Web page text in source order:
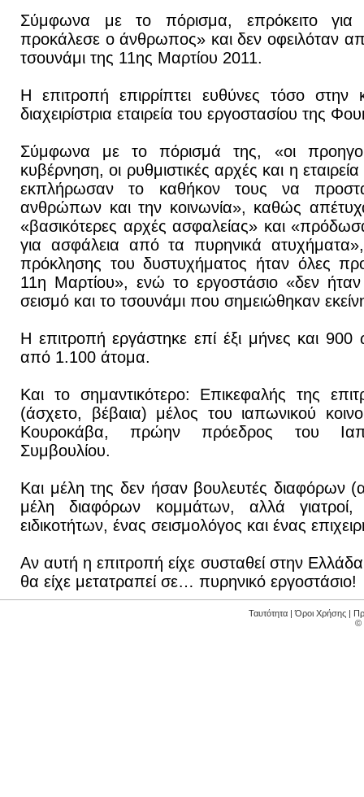
Σύμφωνα με το πόρισμα, επρόκειτο για
προκάλεσε ο άνθρωπος» και δεν οφειλόταν
τσουνάμι της 11ης Μαρτίου 2011.
Η επιτροπή επιρρίπτει ευθύνες τόσο
διαχειρίστρια εταιρεία του εργοστασίου της
Σύμφωνα με το πόρισμά της, «οι
κυβέρνηση, οι ρυθμιστικές αρχές και η
εκπλήρωσαν το καθήκον τους να
ανθρώπων και την κοινωνία», καθώς
«βασικότερες αρχές ασφαλείας» και
για ασφάλεια από τα πυρηνικά ατυχήματα»,
πρόκλησης του δυστυχήματος ήταν όλες
11η Μαρτίου», ενώ το εργοστάσιο «δεν
σεισμό και το τσουνάμι που σημειώθηκαν
Η επιτροπή εργάστηκε επί έξι μήνες και
από 1.100 άτομα.
Και το σημαντικότερο: Επικεφαλής της
(άσχετο, βέβαια) μέλος του ιαπωνικού
Κουροκάβα, πρώην πρόεδρος του
Συμβουλίου.
Και μέλη της δεν ήσαν βουλευτές διαφόρων
μέλη διαφόρων κομμάτων, αλλά γιατροί,
ειδικοτήτων, ένας σεισμολόγος και ένας
Αν αυτή η επιτροπή είχε συσταθεί στην
θα είχε μετατραπεί σε… πυρηνικό εργοστάσιο!
Ταυτότητα |Όροι Χρήσης |
©